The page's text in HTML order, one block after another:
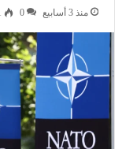
منذ 3 أسابيع 0